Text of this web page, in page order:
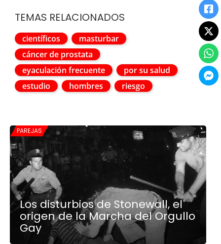
TEMAS RELACIONADOS
científicos
masturbar
cáncer de prostata
eyaculación frecuente
por su salud
estudio
hombres riesgo
PAREJAS
Los disturbios de Stonewall, el
origen de la Marcha del Orgullo
Gay